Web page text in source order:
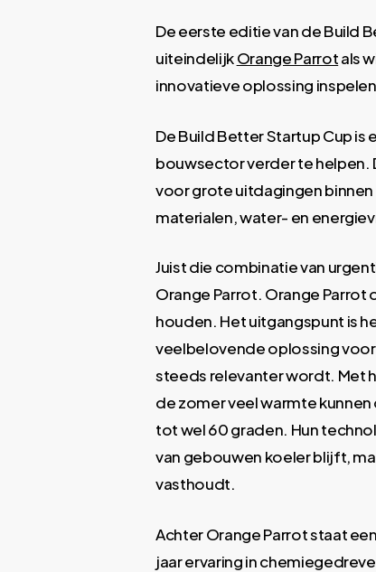
De eerste editie van de Build
uiteindelijkOrange Parrotals
innovatieve oplossing
De Build Better Startup Cup is
bouwsector verder te helpen.
voor grote uitdagingen
materialen, water- en
Juist die combinatie van
Orange Parrot. Orange
houden. Het uitgangspunt is
veelbelovende oplossing
steeds relevanter wordt. Met
de zomer veel warmte
tot wel 60 graden. Hun
van gebouwen koeler blijft,
vasthoudt.
Achter Orange Parrot staat
jaar ervaring in